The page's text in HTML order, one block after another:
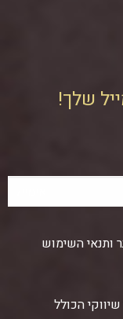
שלך!
ותנאי השימוש
הכולל